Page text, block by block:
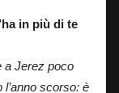
in più di te
a Jerez poco
scorso: è